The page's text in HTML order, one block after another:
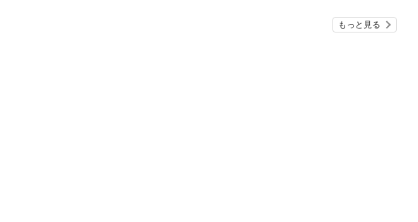
もっと見る